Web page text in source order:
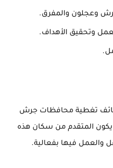
وعجلون والمفرق.
وتحقيق الأهداف.
تغطية محافظات جرش
المتقدم من سكان هذه
والعمل فيها بفعالية.